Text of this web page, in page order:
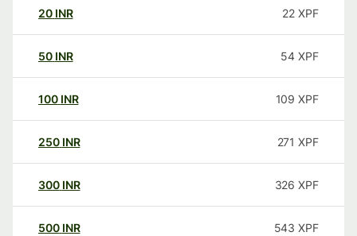
20 INR 22 XPF
50 INR 54 XPF
100 INR 109 XPF
250 INR 271 XPF
300 INR 326 XPF
500 INR 543 XPF